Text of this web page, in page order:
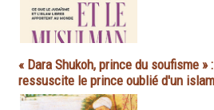
« Dara Shukoh, prince du soufisme »
ressuscite le prince oublié d'un